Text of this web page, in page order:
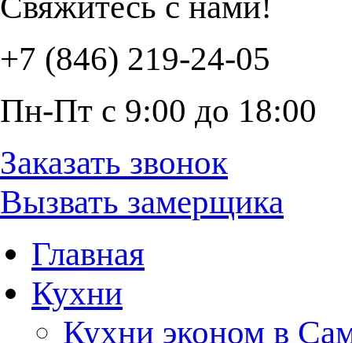
+7 (846) 219-24-05
Пн-Пт с 9:00 до 18:00
Заказать звонок
Вызвать замерщика
Главная
Кухни
Кухни эконом в